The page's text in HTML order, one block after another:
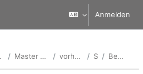
Anmelden
Inn Master Global Public Health vorherige Semester SS 24 Beschreibung